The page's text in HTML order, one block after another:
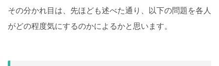
その分かれ目は、先ほども述べた通り、以下の問題を各人
がどの程度気にするのかによるかと思います。